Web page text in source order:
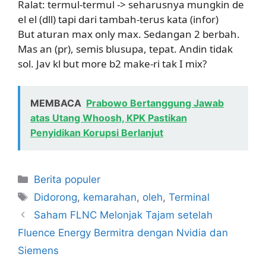
Ralat: termul-termul -> seharusnya mungkin de
el el (dll) tapi dari tambah-terus kata (infor)
But aturan max only max. Sedangan 2 berbah.
Mas an (pr), semis blusupa, tepat. Andin tidak
sol. Jav kl but more b2 make-ri tak I mix?
MEMBACA Prabowo Bertanggung Jawab
atas Utang Whoosh, KPK Pastikan
Penyidikan Korupsi Berlanjut
Kategori
Berita populer
Tag
Didorong, kemarahan, oleh,Terminal
Saham FLNC Melonjak Tajam setelah
Fluence Energy Bermitra dengan Nvidia dan
Siemens